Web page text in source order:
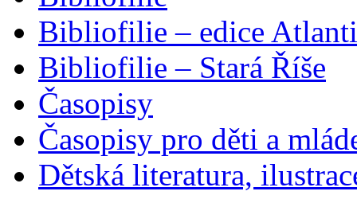
Bibliofilie – edice
Bibliofilie – Stará Říše
Časopisy
Časopisy pro děti a
Dětská literatura,